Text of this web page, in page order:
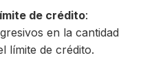
de crédito:
en la cantidad
límite de crédito.